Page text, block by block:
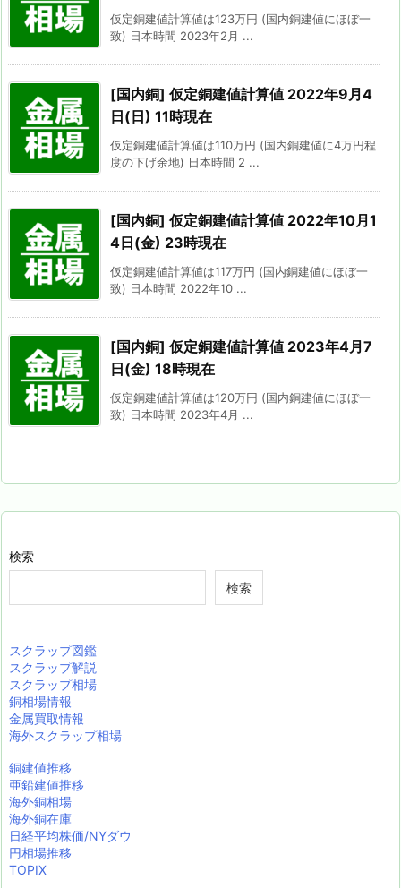
仮定銅建値計算値は123万円 (国内銅建値にほぼ一
致) 日本時間 2023年2月 ...
[国内銅] 仮定銅建値計算値 2022年9月4
日(日) 11時現在
仮定銅建値計算値は110万円 (国内銅建値に4万円程
度の下げ余地) 日本時間 2 ...
[国内銅] 仮定銅建値計算値 2022年10月1
4日(金) 23時現在
仮定銅建値計算値は117万円 (国内銅建値にほぼ一
致) 日本時間 2022年10 ...
[国内銅] 仮定銅建値計算値 2023年4月7
日(金) 18時現在
仮定銅建値計算値は120万円 (国内銅建値にほぼ一
致) 日本時間 2023年4月 ...
検索
検索
スクラップ図鑑
スクラップ解説
スクラップ相場
銅相場情報
金属買取情報
海外スクラップ相場
銅建値推移
亜鉛建値推移
海外銅相場
海外銅在庫
日経平均株価/NYダウ
円相場推移
TOPIX